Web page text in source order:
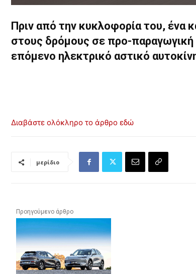
Πριν από την κυκλοφορία του, ένα
στους δρόμους σε προ-
επόμενο ηλεκτρικό αστικό
Διαβάστε ολόκληρο το άρθρο εδώ
μερίδιο
Προηγούμενο άρθρο